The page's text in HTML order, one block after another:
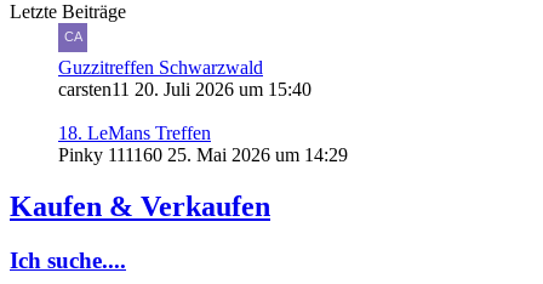
Letzte Beiträge
Guzzitreffen Schwarzwald
carsten11 20. Juli 2026 um 15:40
18. LeMans Treffen
Pinky 111160 25. Mai 2026 um 14:29
Kaufen & Verkaufen
Ich suche....